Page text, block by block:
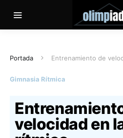
Portada Entrenamiento de
Gimnasia Rítmica
velocidad en